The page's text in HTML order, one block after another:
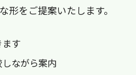
形をご提案いたします。
す
ながら案内